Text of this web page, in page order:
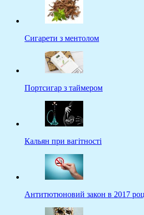
Сигарети з ментолом
Портсигар з таймером
Кальян при вагітності
Антитютюновий закон в 2017